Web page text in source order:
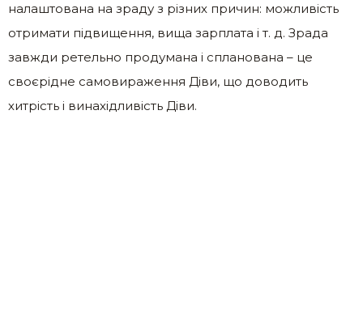
налаштована на зраду з різних причин: можливість
отримати підвищення, вища зарплата і т. д. Зрада
завжди ретельно продумана і спланована – це
своєрідне самовираження Діви, що доводить
хитрість і винахідливість Діви.